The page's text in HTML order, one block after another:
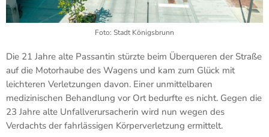
Foto: Stadt Königsbrunn
Die 21 Jahre alte Passantin stürzte beim Überqueren der Straße
auf die Motorhaube des Wagens und kam zum Glück mit
leichteren Verletzungen davon. Einer unmittelbaren
medizinischen Behandlung vor Ort bedurfte es nicht. Gegen die
23 Jahre alte Unfallverursacherin wird nun wegen des
Verdachts der fahrlässigen Körperverletzung ermittelt.